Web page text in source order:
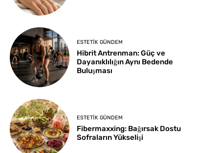
ESTETIK GÜNDEM
Hibrit Antrenman: Güç ve
Dayanıklılığın Aynı Bedende
Buluşması
ESTETIK GÜNDEM
Fibermaxxing: Bağırsak Dostu
Sofraların Yükselişi